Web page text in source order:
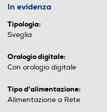
In evidenza
Tipologia:
Sveglia
Orologio digitale:
Con orologio digitale
Tipo d'alimentazione:
Alimentazione a Rete